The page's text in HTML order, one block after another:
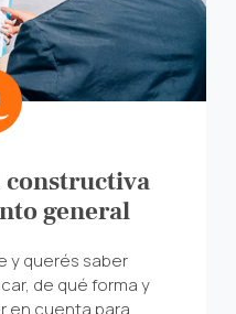
general
y querés saber
de qué forma y
en cuenta para